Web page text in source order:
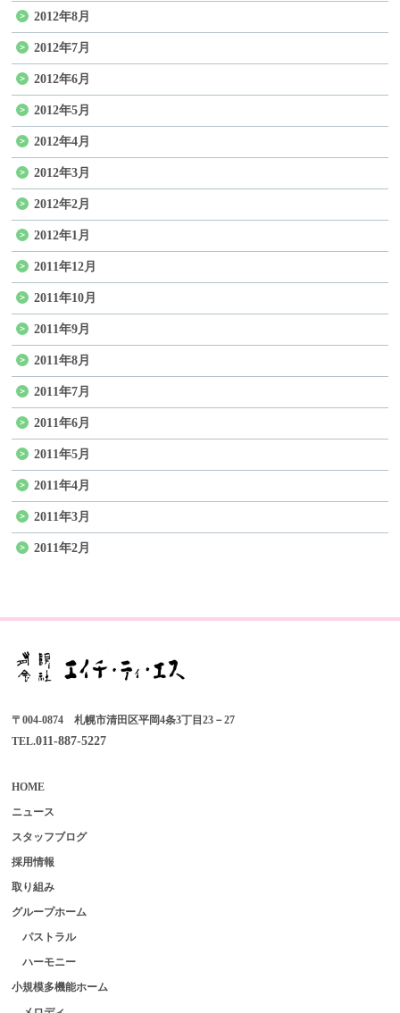
2012年8月
2012年7月
2012年6月
2012年5月
2012年4月
2012年3月
2012年2月
2012年1月
2011年12月
2011年10月
2011年9月
2011年8月
2011年7月
2011年6月
2011年5月
2011年4月
2011年3月
2011年2月
〒004-0874 札幌市清田区平岡4条3丁目23－27
TEL.011-887-5227
HOME
ニュース
スタッフブログ
採用情報
取り組み
グループホーム
パストラル
ハーモニー
小規模多機能ホーム